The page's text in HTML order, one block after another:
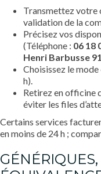
Transmettez votre
validation de la
Précisez vos
(Téléphone : 06 18
Henri Barbusse
Choisissez le
h).
Retirez en officine
éviter les files
Certains services
en moins de 24 h ;